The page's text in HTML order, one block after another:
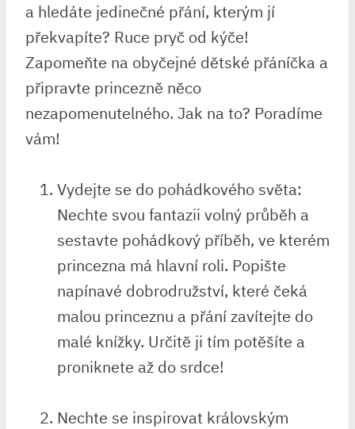
a ‌hledáte jedinečné přání, kterým jí
překvapíte? ⁤Ruce ⁤pryč od ⁣kýče!
Zapomeňte na obyčejné dětské přáníčka a
připravte ⁤princezně něco​
nezapomenutelného. Jak na to? ‌Poradíme‍
vám!
Vydejte se do‌ pohádkového světa:
‌Nechte svou fantazii volný průběh a
sestavte⁣ pohádkový příběh, ve kterém
princezna má hlavní‌ roli. Popište
napínavé dobrodružství, které⁣ čeká
‍malou princeznu a přání zavítejte⁢ do
malé knížky. Určitě ji ⁤tím potěšíte a
proniknete až do‍ srdce!
Nechte ⁤se inspirovat královským